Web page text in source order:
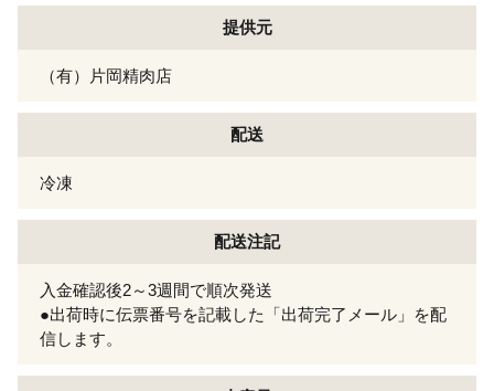
提供元
（有）片岡精肉店
配送
冷凍
配送注記
入金確認後2～3週間で順次発送
●出荷時に伝票番号を記載した「出荷完了メール」を配
信します。